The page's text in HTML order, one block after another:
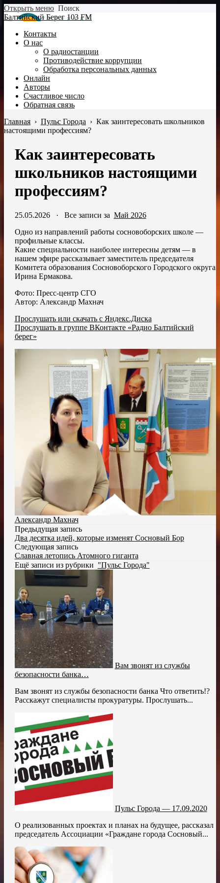
Открыть меню Поиск
Балтийский Берег 103 FM
Контакты
О нас
О радиостанции
Противодействие коррупции
Обработка персональных данных
Онлайн
Авторы
Счастливое число
Обратная связь
Главная › Пульс Города › Как заинтересовать школьников
настоящими профессиям?
Как заинтересовать
школьников настоящими
профессиям?
25.05.2026· Все записи за Май 2026
Одно из направлений работы сосновоборских школе —
профильные классы.
Какие специальности наиболее интересны детям — в
нашем эфире рассказывает заместитель председателя
Комитета образования Сосновоборского Городского округа
Ирина Ермакова.
Фото: Пресс-центр СГО
Автор: Александр Махнач
Прослушать или скачать с Яндекс.Диска
Прослушать в группе ВКонтакте «Радио Балтийский
берег»
Александр Махнач
Предыдущая запись
Два десятка идей, которые изменят Сосновый Бор
Следующая запись
Славная летопись Атомного гиганта
Ещё записи из рубрики "Пульс Города"
Вам звонят из службы
безопасности банка…
Вам звонят из службы безопасности банка Что ответить!?
Расскажут специалисты прокуратуры. Прослушать...
Пульс Города — 17.09.2020
О реализованных проектах и планах на будущее, рассказал
председатель Ассоциации «Граждане города Сосновый...